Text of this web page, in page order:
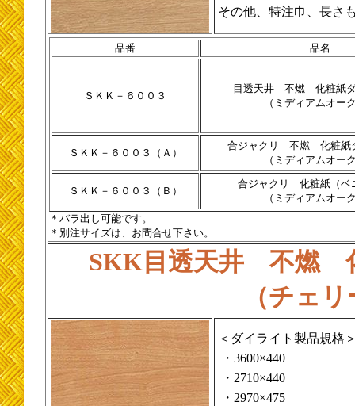
その他、特注巾、長さ
品番 品名
ＳＫＫ－６００３
目透天井 不燃 化粧紙
（ミディアムオー
ＳＫＫ－６００３（Ａ）
合ジャクリ 不燃 化粧紙
（ミディアムオー
ＳＫＫ－６００３（Ｂ）
合ジャクリ 化粧紙（ベ
（ミディアムオー
＊バラ出し可能です。
＊別注サイズは、お問合せ下さい。
SKK目透天井 不燃
（チェ
＜ダイライト製品規格
・3600×440
・2710×440
・2970×475